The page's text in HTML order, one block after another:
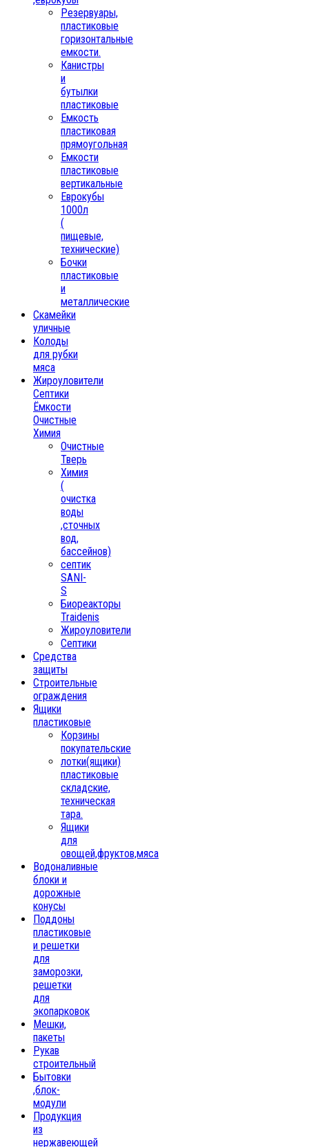
Резервуары,
пластиковые
горизонтальные
емкости.
Канистры
и
бутылки
пластиковые
Емкость
пластиковая
прямоугольная
Емкости
пластиковые
вертикальные
Еврокубы
1000л
(
пищевые,
технические)
Бочки
пластиковые
и
металлические
Скамейки
уличные
Колоды
для рубки
мяса
Жироуловители
Септики
Ёмкости
Очистные
Химия
Очистные
Тверь
Химия
(
очистка
воды
,сточных
вод,
бассейнов)
септик
SANI-
S
Биореакторы
Traidenis
Жироуловители
Септики
Средства
защиты
Строительные
ограждения
Ящики
пластиковые
Корзины
покупательские
лотки(ящики)
пластиковые
складские,
техническая
тара.
Ящики
для
овощей,фруктов,мяса
Водоналивные
блоки и
дорожные
конусы
Поддоны
пластиковые
и решетки
для
заморозки,
решетки
для
экопарковок
Мешки,
пакеты
Рукав
строительный
Бытовки
,блок-
модули
Продукция
из
нержавеющей